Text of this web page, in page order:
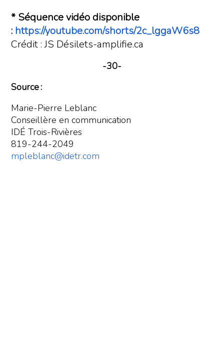
* Séquence vidéo disponible
: https://youtube.com/shorts/2c_lggaW6s8
Crédit : JS Désilets-amplifie.ca
-30-
Source :
Marie-Pierre Leblanc
Conseillère en communication
IDÉ Trois-Rivières
819-244-2049
mpleblanc@idetr.com